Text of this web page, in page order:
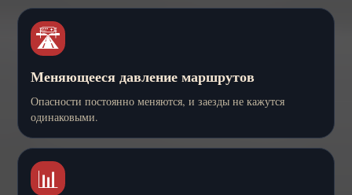
🛣️
Меняющееся давление маршрутов
Опасности постоянно меняются, и заезды не кажутся
одинаковыми.
📊